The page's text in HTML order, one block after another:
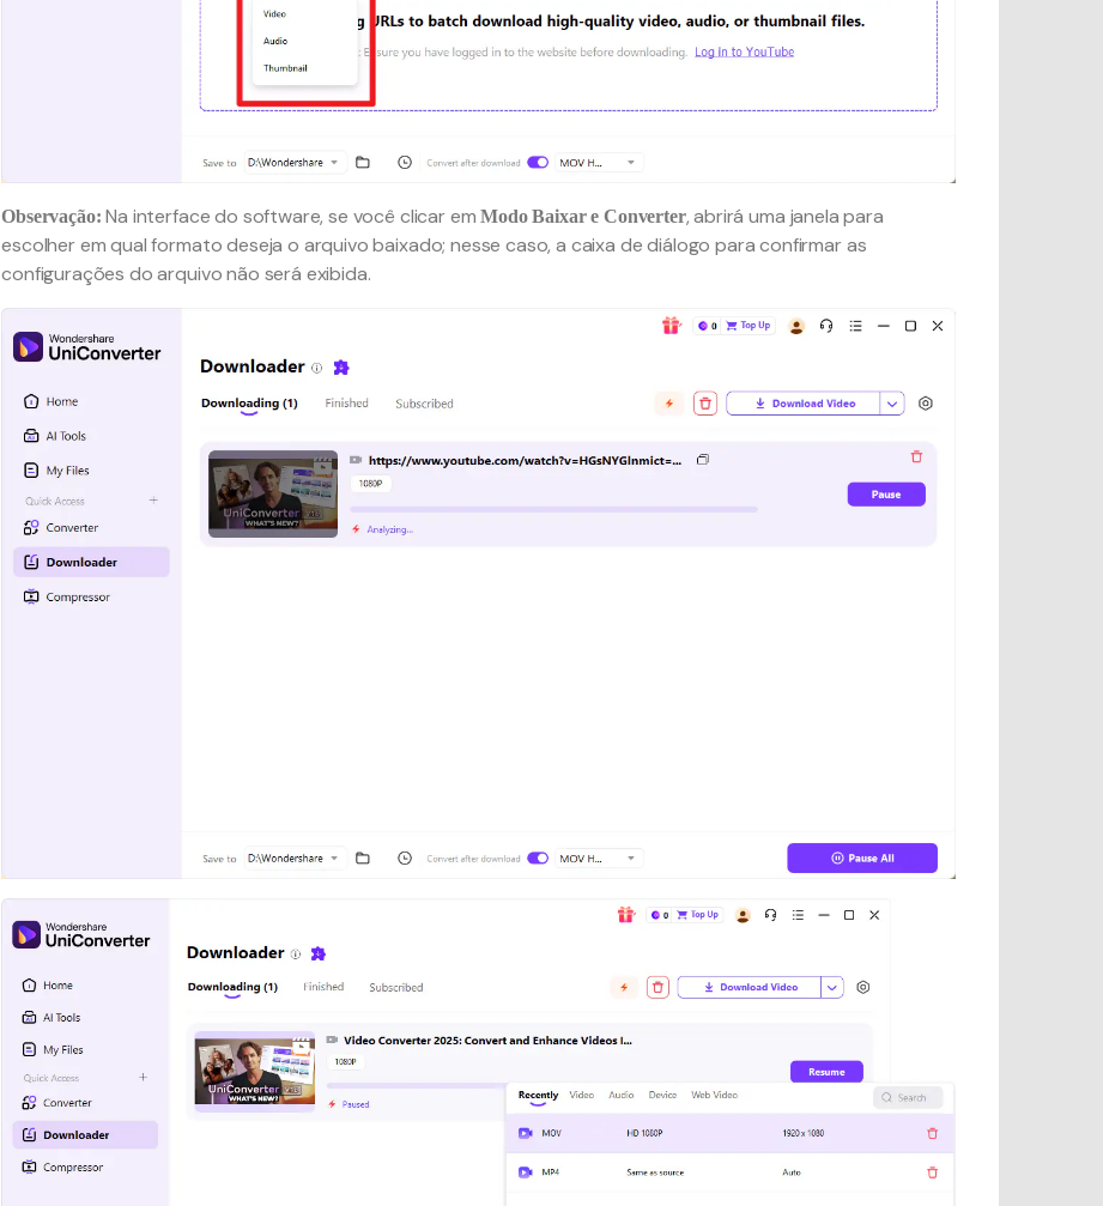
Observação: Na interface do software, se você clicar emModo Baixar e Converter, abrirá uma janela para
escolher em qual formato deseja o arquivo baixado; nesse caso, a caixa de diálogo para confirmar as
configurações do arquivo não será exibida.